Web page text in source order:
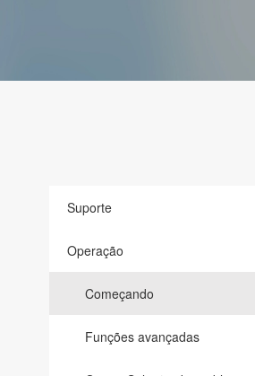
Suporte
Operação
Começando
Funções avançadas